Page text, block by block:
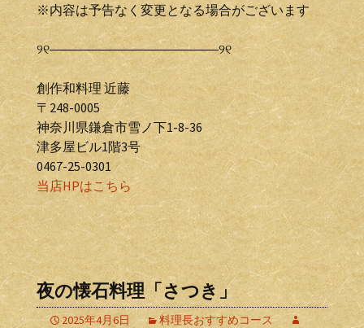
※内容は予告なく変更となる場合がございます
୨୧―――――――――――――୨୧
創作和料理 近藤
〒248-0005
神奈川県鎌倉市雪ノ下1-8-36
津多屋ビル1階3号
0467-25-0301
当店HPはこちら
夜の懐石料理「さつき」
2025年4月6日
料理長おすすめコース